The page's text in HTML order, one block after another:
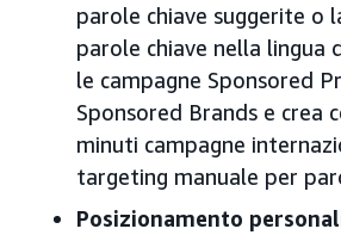
parole chiave suggerite o
parole chiave nella lingua
le campagne Sponsored
Sponsored Brands e crea
minuti campagne
targeting manuale per
Posizionamento